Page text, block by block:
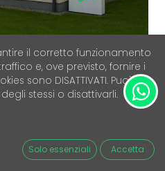
8KW +
CON
il corretto funzionamento
e, ove previsto, fornire i
sono DISATTIVATI. Puoi
stessi o disattivarli.
Solo essenziali Accetta